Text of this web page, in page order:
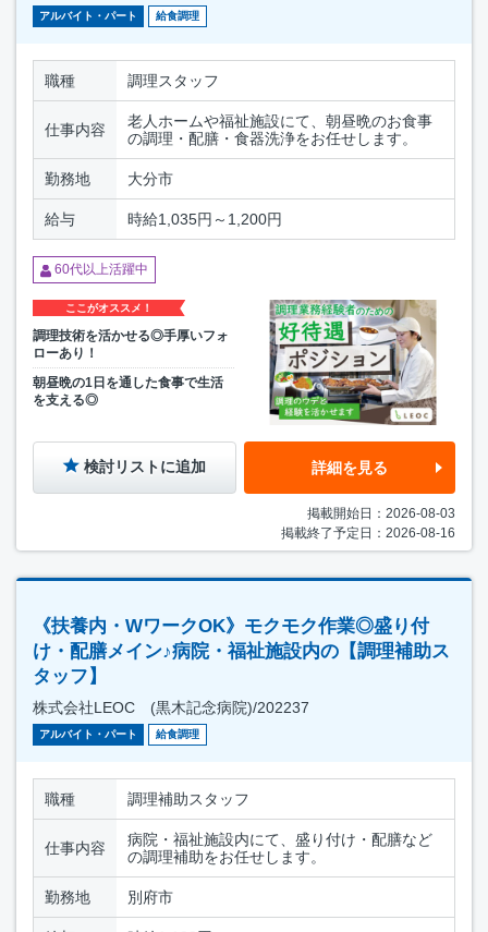
アルバイト・パート 給食調理
職種 調理スタッフ
仕事内容
老人ホームや福祉施設にて、朝昼晩のお食事
の調理・配膳・食器洗浄をお任せします。
勤務地 大分市
給与 時給1,035円～1,200円
60代以上活躍中
ここがオススメ！
調理技術を活かせる◎手厚いフォ
ローあり！
朝昼晩の1日を通した食事で生活
を支える◎
検討リストに追加 詳細を見る
掲載開始日：2026-08-03
掲載終了予定日：2026-08-16
《扶養内・WワークOK》モクモク作業◎盛り付
け・配膳メイン♪病院・福祉施設内の【調理補助ス
タッフ】
株式会社LEOC (黒木記念病院)/202237
アルバイト・パート 給食調理
職種 調理補助スタッフ
仕事内容
病院・福祉施設内にて、盛り付け・配膳など
の調理補助をお任せします。
勤務地 別府市